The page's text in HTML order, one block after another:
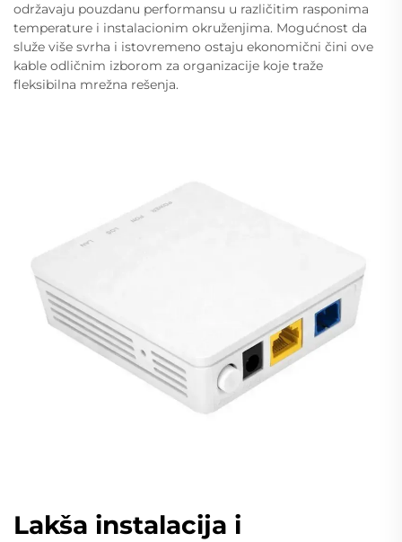
održavaju pouzdanu performansu u različitim rasponima
temperature i instalacionim okruženjima. Mogućnost da
služe više svrha i istovremeno ostaju ekonomični čini ove
kable odličnim izborom za organizacije koje traže
fleksibilna mrežna rešenja.
Lakša instalacija i